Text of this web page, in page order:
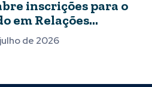
inscrições para o
em Relações
de 2026